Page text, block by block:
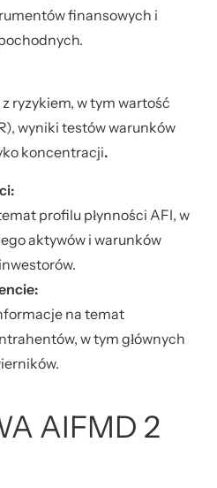
finansowych i
ryzykiem, w tym wartość
wyniki testów warunków
koncentracji.
profilu płynności AFI, w
aktywów i warunków
na temat
w tym głównych
AIFMD 2